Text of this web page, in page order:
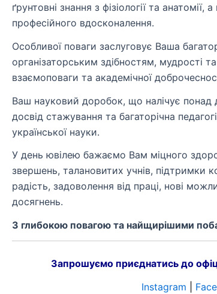
ґрунтовні знання з фізіології та
професійного вдосконалення.
Особливої поваги заслуговує Ваша
організаторським здібностям, мудрості
взаємоповаги та академічної
Ваш науковий доробок, що налічує понад
досвід стажування та багаторічна
української науки.
У день ювілею бажаємо Вам міцного
звершень, талановитих учнів, підтримки
радість, задоволення від праці, нові
досягнень.
З глибокою повагою та найщирішими
Запрошуємо приєднатись до
Instagram